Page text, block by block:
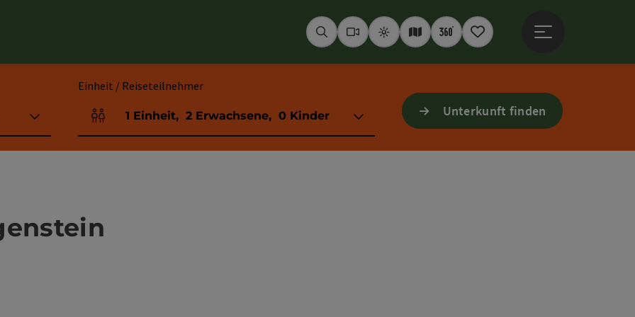
SuchenWebcams
WetterInteraktive Karte
360° Panoramen
Merkzettel
Einheit / Reiseteilnehmer
Einheitenanzahl und Personenfelder
1 Einheit, 2 Erwachsene, 0 Kinder Unterkunft finden